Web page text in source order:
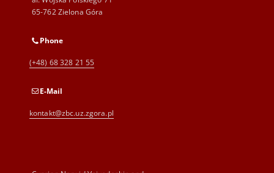
65-762 Zielona Góra
Phone
(+48) 68 328 21 55
E-Mail
kontakt@zbc.uz.zgora.pl